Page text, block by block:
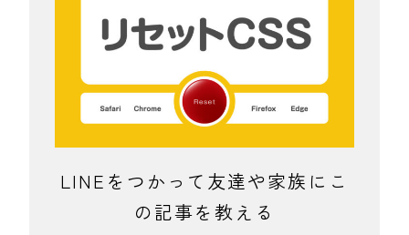
LINEをつかって友達や家族にこ
の記事を教える